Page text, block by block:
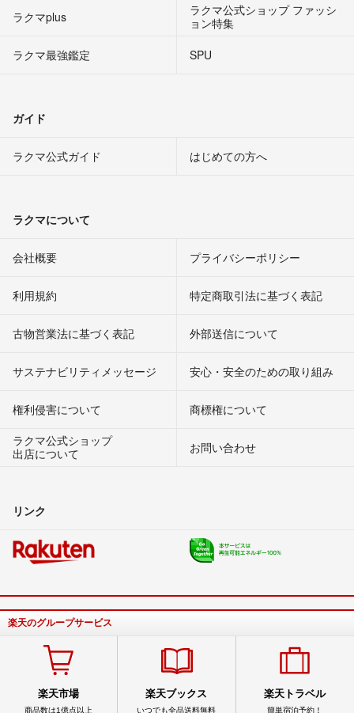
ラクマplus
ラクマ公式ショップ ファッシ
ョン特集
ラクマ最強鑑定
SPU
ガイド
ラクマ公式ガイド はじめての方へ
ラクマについて
会社概要 プライバシーポリシー
利用規約 特定商取引法に基づく表記
古物営業法に基づく表記 外部送信について
サステナビリティメッセージ 安心・安全のための取り組み
権利侵害について
商標権について
ラクマ公式ショップ
出店について
お問い合わせ
リンク
楽天のグループサービス
楽天市場
商品数は1億点以上
楽天ブックス
いつでも全品送料無料
楽天トラベル
簡単宿泊予約！